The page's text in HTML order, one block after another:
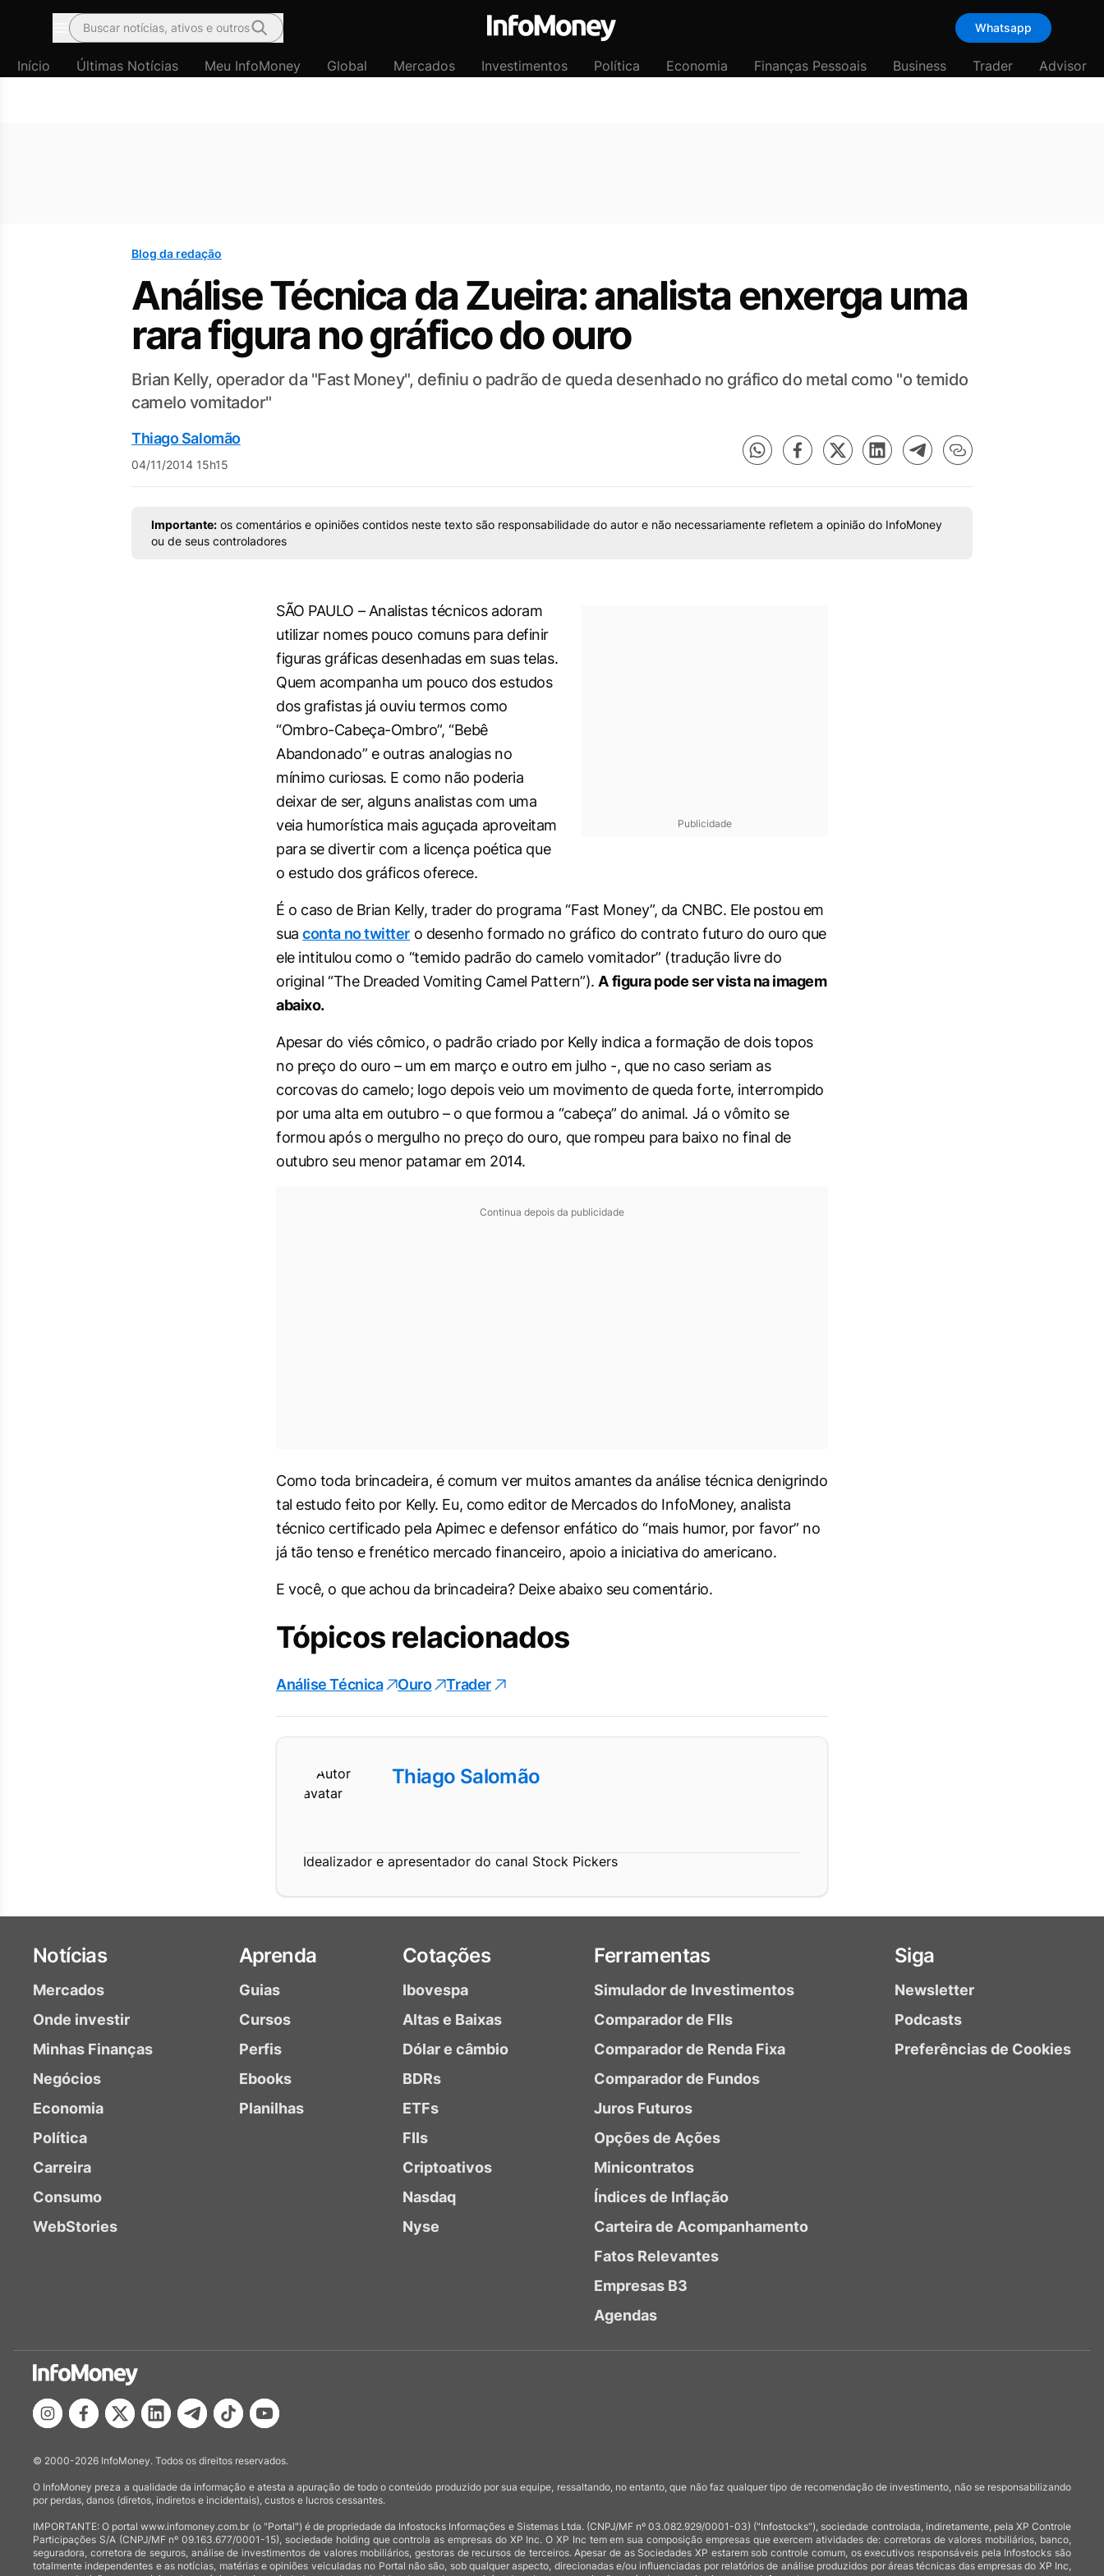
Menu
Buscar notícias, ativos e outros Whatsapp
Início Últimas Notícias Meu InfoMoney Global Mercados Investimentos Política Economia Finanças Pessoais Business Trader Advisor
Blog da redação
Análise Técnica da Zueira: analista enxerga uma
rara figura no gráfico do ouro
Brian Kelly, operador da "Fast Money", definiu o padrão de queda desenhado no gráfico do metal como "o temido
camelo vomitador"
Thiago Salomão
04/11/2014 15h15
Importante: os comentários e opiniões contidos neste texto são responsabilidade do autor e não necessariamente refletem a opinião do InfoMoney
ou de seus controladores
Publicidade
SÃO PAULO – Analistas técnicos adoram
utilizar nomes pouco comuns para definir
figuras gráficas desenhadas em suas telas.
Quem acompanha um pouco dos estudos
dos grafistas já ouviu termos como
“Ombro-Cabeça-Ombro”, “Bebê
Abandonado” e outras analogias no
mínimo curiosas. E como não poderia
deixar de ser, alguns analistas com uma
veia humorística mais aguçada aproveitam
para se divertir com a licença poética que
o estudo dos gráficos oferece.
É o caso de Brian Kelly, trader do programa “Fast Money”, da CNBC. Ele postou em
suaconta no twitter o desenho formado no gráfico do contrato futuro do ouro que
ele intitulou como o “temido padrão do camelo vomitador” (tradução livre do
original “The Dreaded Vomiting Camel Pattern”). A figura pode ser vista na imagem
abaixo.
Apesar do viés cômico, o padrão criado por Kelly indica a formação de dois topos
no preço do ouro – um em março e outro em julho -, que no caso seriam as
corcovas do camelo; logo depois veio um movimento de queda forte, interrompido
por uma alta em outubro – o que formou a “cabeça” do animal. Já o vômito se
formou após o mergulho no preço do ouro, que rompeu para baixo no final de
outubro seu menor patamar em 2014.
Continua depois da publicidade
Como toda brincadeira, é comum ver muitos amantes da análise técnica denigrindo
tal estudo feito por Kelly. Eu, como editor de Mercados do InfoMoney, analista
técnico certificado pela Apimec e defensor enfático do “mais humor, por favor” no
já tão tenso e frenético mercado financeiro, apoio a iniciativa do americano.
E você, o que achou da brincadeira? Deixe abaixo seu comentário.
Tópicos relacionados
Análise Técnica Ouro Trader
Thiago Salomão
Idealizador e apresentador do canal Stock Pickers
Notícias
Mercados
Onde investir
Minhas Finanças
Negócios
Economia
Política
Carreira
Consumo
WebStories
Aprenda
Guias
Cursos
Perfis
Ebooks
Planilhas
Cotações
Ibovespa
Altas e Baixas
Dólar e câmbio
BDRs
ETFs
FIIs
Criptoativos
Nasdaq
Nyse
Ferramentas
Simulador de Investimentos
Comparador de FIIs
Comparador de Renda Fixa
Comparador de Fundos
Juros Futuros
Opções de Ações
Minicontratos
Índices de Inflação
Carteira de Acompanhamento
Fatos Relevantes
Empresas B3
Agendas
Siga
Newsletter
Podcasts
Preferências de Cookies
© 2000-2026 InfoMoney. Todos os direitos reservados.
O InfoMoney preza a qualidade da informação e atesta a apuração de todo o conteúdo produzido por sua equipe, ressaltando, no entanto, que não faz qualquer tipo de recomendação de investimento, não se responsabilizando
por perdas, danos (diretos, indiretos e incidentais), custos e lucros cessantes.
IMPORTANTE: O portal www.infomoney.com.br (o "Portal") é de propriedade da Infostocks Informações e Sistemas Ltda. (CNPJ/MF nº 03.082.929/0001-03) ("Infostocks"), sociedade controlada, indiretamente, pela XP Controle
Participações S/A (CNPJ/MF nº 09.163.677/0001-15), sociedade holding que controla as empresas do XP Inc. O XP Inc tem em sua composição empresas que exercem atividades de: corretoras de valores mobiliários, banco,
seguradora, corretora de seguros, análise de investimentos de valores mobiliários, gestoras de recursos de terceiros. Apesar de as Sociedades XP estarem sob controle comum, os executivos responsáveis pela Infostocks são
totalmente independentes e as notícias, matérias e opiniões veiculadas no Portal não são, sob qualquer aspecto, direcionadas e/ou influenciadas por relatórios de análise produzidos por áreas técnicas das empresas do XP Inc,